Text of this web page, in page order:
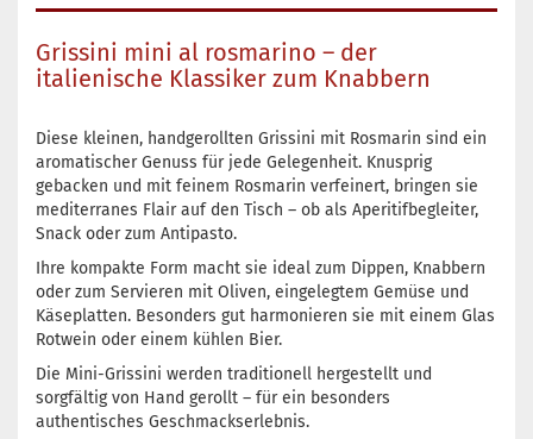
Grissini mini al rosmarino – der
italienische Klassiker zum Knabbern
Diese kleinen, handgerollten Grissini mit Rosmarin sind ein
aromatischer Genuss für jede Gelegenheit. Knusprig
gebacken und mit feinem Rosmarin verfeinert, bringen sie
mediterranes Flair auf den Tisch – ob als Aperitifbegleiter,
Snack oder zum Antipasto.
Ihre kompakte Form macht sie ideal zum Dippen, Knabbern
oder zum Servieren mit Oliven, eingelegtem Gemüse und
Käseplatten. Besonders gut harmonieren sie mit einem Glas
Rotwein oder einem kühlen Bier.
Die Mini-Grissini werden traditionell hergestellt und
sorgfältig von Hand gerollt – für ein besonders
authentisches Geschmackserlebnis.